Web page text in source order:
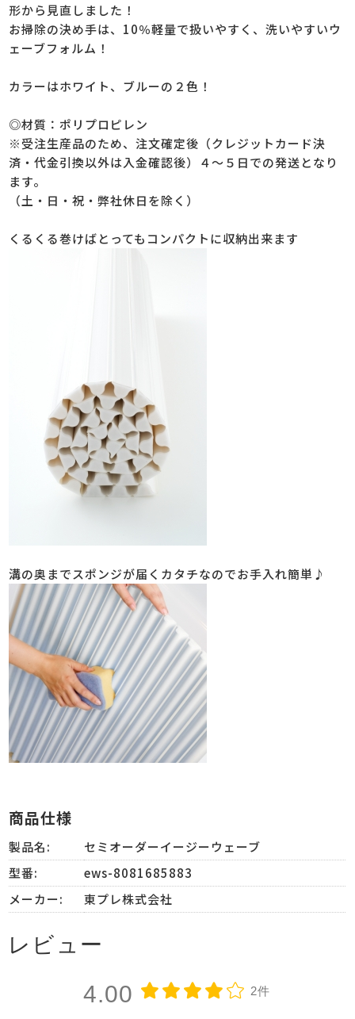
形から見直しました！
お掃除の決め手は、10％軽量で扱いやすく、洗いやすいウ
ェーブフォルム！
カラーはホワイト、ブルーの２色！
◎材質：ポリプロピレン
※受注生産品のため、注文確定後（クレジットカード決
済・代金引換以外は入金確認後）４～５日での発送となり
ます。
（土・日・祝・弊社休日を除く）
くるくる巻けばとってもコンパクトに収納出来ます
溝の奥までスポンジが届くカタチなのでお手入れ簡単♪
商品仕様
製品名:
セミオーダーイージーウェーブ
型番:
ews-8081685883
メーカー:
東プレ株式会社
レビュー
4.00 2件